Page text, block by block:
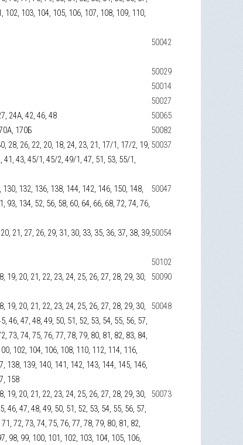
102, 103, 104, 105, 106, 107, 108, 109, 110,
50042
50029
50014
50027
24А, 42, 46, 48
50065
170Б
50082
28, 26, 22, 20, 18, 24, 23, 21, 17/1, 17/2, 19,
43, 45/1, 45/2, 49/1, 47, 51, 53, 55/1,
50037
132, 136, 138, 144, 142, 146, 150, 148,
93, 134, 52, 56, 58, 60, 64, 66, 68, 72, 74, 76,
50047
21, 27, 26, 29, 31, 30, 33, 35, 36, 37, 38, 39,50054
50102
19, 20, 21, 22, 23, 24, 25, 26, 27, 28, 29, 30,
50090
19, 20, 21, 22, 23, 24, 25, 26, 27, 28, 29, 30,
46, 47, 48, 49, 50, 51, 52, 53, 54, 55, 56, 57,
73, 74, 75, 76, 77, 78, 79, 80, 81, 82, 83, 84,
102, 104, 106, 108, 110, 112, 114, 116,
138, 139, 140, 141, 142, 143, 144, 145, 146,
158
50048
19, 20, 21, 22, 23, 24, 25, 26, 27, 28, 29, 30,
46, 47, 48, 49, 50, 51, 52, 53, 54, 55, 56, 57,
72, 73, 74, 75, 76, 77, 78, 79, 80, 81, 82,
98, 99, 100, 101, 102, 103, 104, 105, 106,
50073